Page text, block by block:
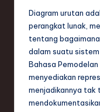
LDiagram urutan
perangkat lunak,
tentang
dalam suatu
Bahasa
menyediakan
menjadikannya tak